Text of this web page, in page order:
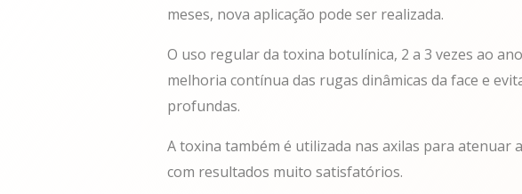
meses, nova aplicação pode ser realizada.
O uso regular da toxina botulínica, 2 a 3 vezes ao
melhoria contínua das rugas dinâmicas da face e
profundas.
A toxina também é utilizada nas axilas para atenuar
com resultados muito satisfatórios.